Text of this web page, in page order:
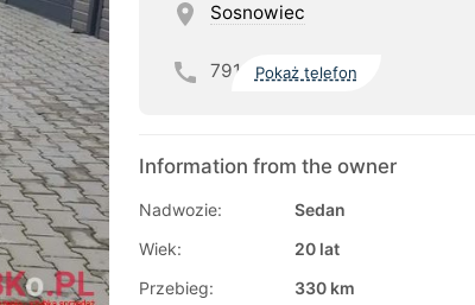
Sosnowiec
791 Pokaż telefon
Information from the owner
Nadwozie:
Sedan
Wiek:
20 lat
Przebieg:
330 km